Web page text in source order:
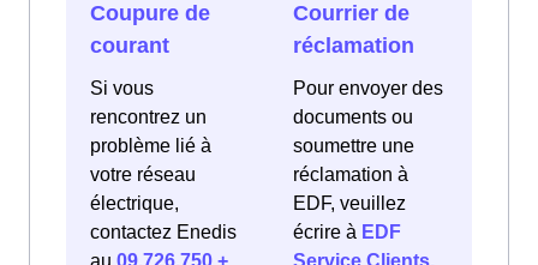
Coupure de
courant
Si vous
rencontrez un
problème lié à
votre réseau
électrique,
contactez Enedis
Courrier de
réclamation
Pour envoyer des
documents ou
soumettre une
réclamation à
EDF, veuillez
écrire à EDF